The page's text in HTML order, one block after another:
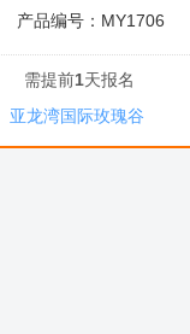
产品编号：MY1706
需提前1天报名
亚龙湾国际玫瑰谷